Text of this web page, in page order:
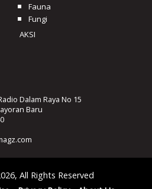
Fauna
Fungi
AKSI
Dalam Raya No 15
Baru
All Rights Reserved